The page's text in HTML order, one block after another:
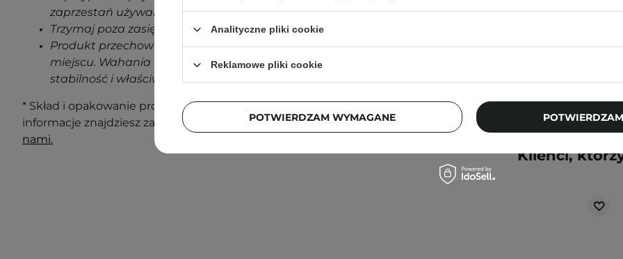
zaprzestań używania produktu.
Trzymaj poza zasięgiem dzieci.
Produkt przechowuj w temperaturze pokojowej, w zacienionym
miejscu. Wahania temperatur podczas transportu nie wpłyną na
stabilność i właściwości produktu.
* Skład i opakowanie produktu mogą ulec zmianie. Najbardziej aktualne
informacje znajdziesz zawsze na opakowaniu. Masz pytania?Skontaktuj się z
nami.
Klienci,
Analityczne pliki cookie
Reklamowe pliki cookie
POTWIERDZAM WYMAGANE